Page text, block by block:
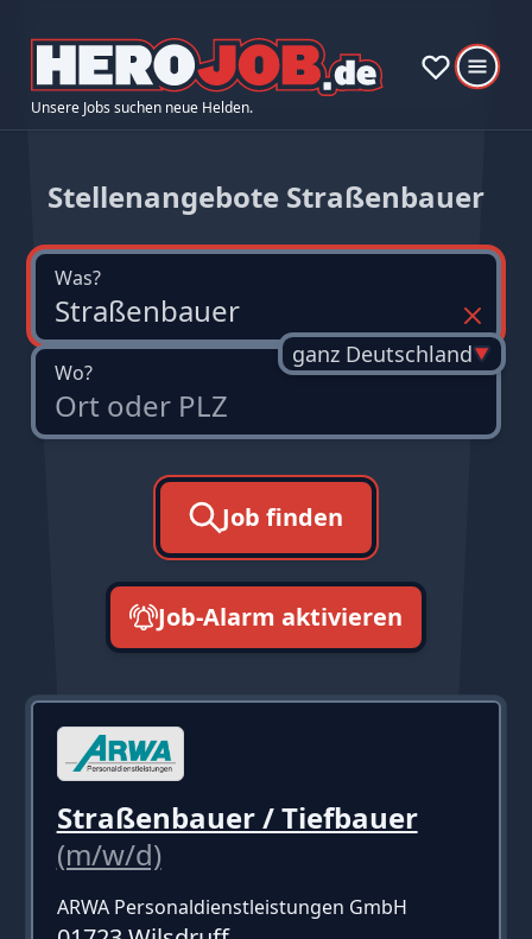
Unsere Jobs suchen neue Helden.
Stellenangebote Straßenbauer
Was?
Wo?
ganz Deutschland
Job finden
Job-Alarm aktivieren
Straßenbauer / Tiefbauer
(m/w/d)
ARWA Personaldienstleistungen GmbH